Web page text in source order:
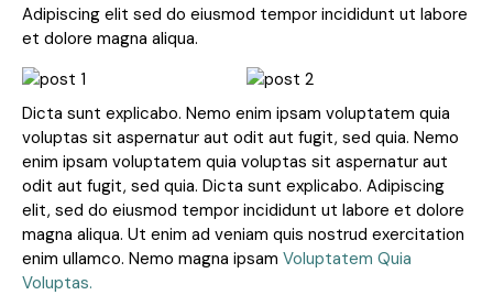
Adipiscing elit sed do eiusmod tempor incididunt ut labore
et dolore magna aliqua.
Dicta sunt explicabo. Nemo enim ipsam voluptatem quia
voluptas sit aspernatur aut odit aut fugit, sed quia. Nemo
enim ipsam voluptatem quia voluptas sit aspernatur aut
odit aut fugit, sed quia. Dicta sunt explicabo. Adipiscing
elit, sed do eiusmod tempor incididunt ut labore et dolore
magna aliqua. Ut enim ad veniam quis nostrud exercitation
enim ullamco. Nemo magna ipsam Voluptatem Quia
Voluptas.